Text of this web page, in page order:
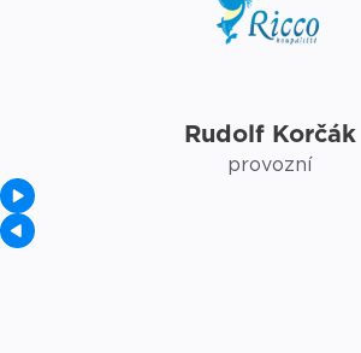
Rudolf Korčák
provozní